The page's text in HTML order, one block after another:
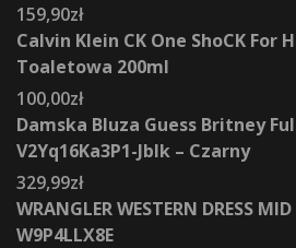
159,90zł
Calvin Klein CK One ShoCK For
Toaletowa 200ml
100,00zł
Damska Bluza Guess Britney
V2Yq16Ka3P1-Jblk – Czarny
329,99zł
WRANGLER WESTERN DRESS
W9P4LLX8E